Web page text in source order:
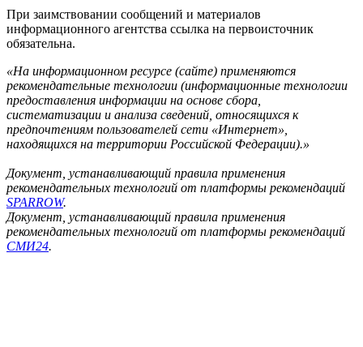
При заимствовании сообщений и материалов
информационного агентства ссылка на первоисточник
обязательна.
«На информационном ресурсе (сайте) применяются
рекомендательные технологии (информационные технологии
предоставления информации на основе сбора,
систематизации и анализа сведений, относящихся к
предпочтениям пользователей сети «Интернет»,
находящихся на территории Российской Федерации).»
Документ, устанавливающий правила применения
рекомендательных технологий от платформы рекомендаций
SPARROW.
Документ, устанавливающий правила применения
рекомендательных технологий от платформы рекомендаций
СМИ24.